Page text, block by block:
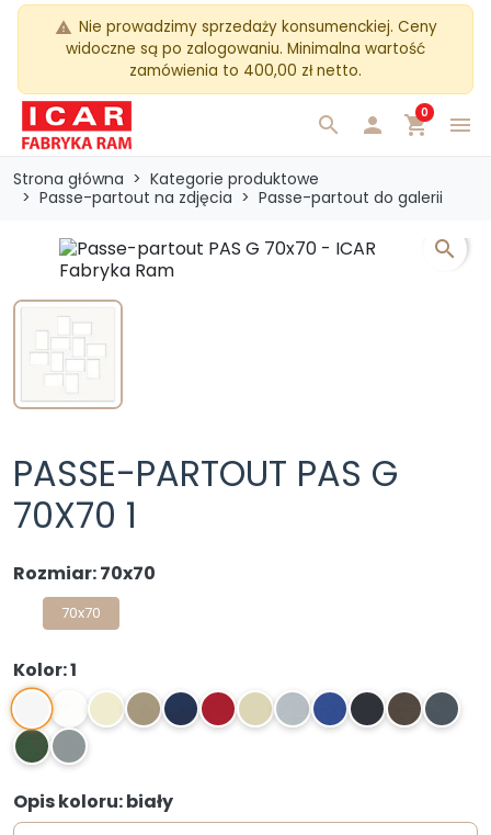
warning Nie prowadzimy sprzedaży konsumenckiej. Ceny
widoczne są po zalogowaniu. Minimalna wartość
zamówienia to 400,00 zł netto.
menu
search  shopping_cart
0
Strona główna
Kategorie produktowe
Passe-partout na zdjęcia
Passe-partout do galerii
search
PASSE-PARTOUT PAS G
70X70 1
Rozmiar: 70x70
70x70
Kolor: 1
1 2 3 4 5 6 7 8 9 10 11
12
13
14
Opis koloru: biały